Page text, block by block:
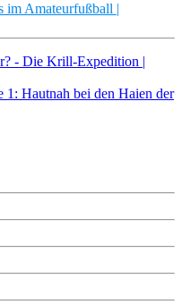
im Amateurfußball |
- Die Krill-Expedition |
1: Hautnah bei den Haien der